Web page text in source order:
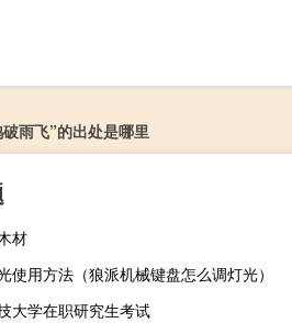
雨飞”的出处是哪里
材
使用方法（狼派机械键盘怎么调灯光）
大学在职研究生考试